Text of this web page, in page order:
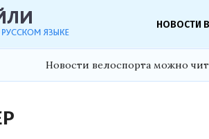
НОВОСТИ
Новости велоспорта можно